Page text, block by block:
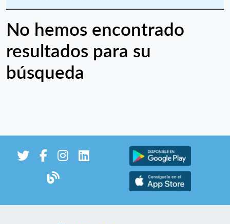
No hemos encontrado
resultados para su
búsqueda